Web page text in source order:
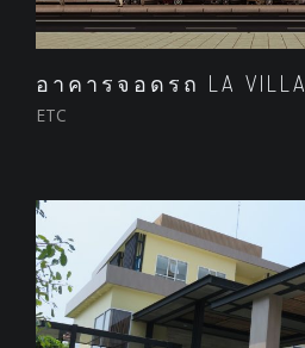
อาคารจอดรถ LA VILLA
ETC